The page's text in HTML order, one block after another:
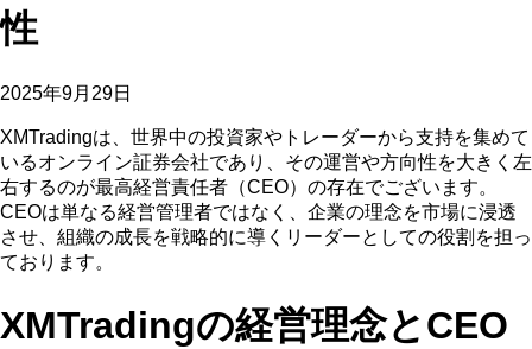
性
2025年9月29日
XMTradingは、世界中の投資家やトレーダーから支持を集めて
いるオンライン証券会社であり、その運営や方向性を大きく左
右するのが最高経営責任者（CEO）の存在でございます。
CEOは単なる経営管理者ではなく、企業の理念を市場に浸透
させ、組織の成長を戦略的に導くリーダーとしての役割を担っ
ております。
XMTradingの経営理念とCEO